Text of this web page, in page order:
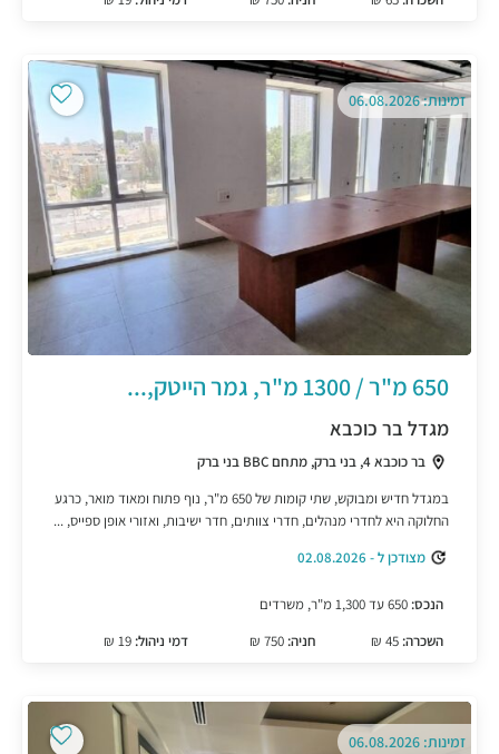
זמינות: 06.08.2026
650 מ"ר / 1300 מ"ר, גמר הייטק,...
מגדל בר כוכבא
בר כוכבא 4, בני ברק, מתחם BBC בני ברק
במגדל חדיש ומבוקש, שתי קומות של 650 מ"ר, נוף פתוח ומאוד מואר, כרגע
החלוקה היא לחדרי מנהלים, חדרי צוותים, חדר ישיבות, ואזורי אופן ספייס, ...
מצודכן ל - 02.08.2026
הנכס:
השכרה:
חניה: 750 ₪ דמי ניהול:
זמינות: 06.08.2026